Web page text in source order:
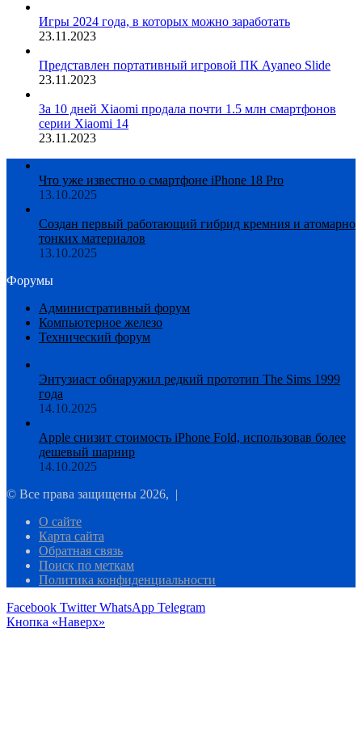
Игры 2024 года, в которых можно заработать
23.11.2023
Представлен портативный игровой ПК Ayaneo Slide
23.11.2023
За 10 дней Xiaomi продала почти 1.5 млн смартфонов
серии Xiaomi 14
23.11.2023
Что уже известно о смартфоне iPhone 18 Pro
13.10.2025
Создан первый работающий гибрид кремния и атомарно
тонких материалов
13.10.2025
Форумы
Административный форум
Компьютерное железо
Технический форум
Энтузиаст обнаружил редкий прототип The Sims 1999
года
14.10.2025
Apple снизит стоимость iPhone Fold, использовав более
дешевый шарнир
14.10.2025
© Все права защищены 2026, |
О сайте
Карта сайта
Обратная связь
Поиск по меткам
Политика конфиденциальности
Facebook Twitter WhatsApp Telegram
Кнопка «Наверх»